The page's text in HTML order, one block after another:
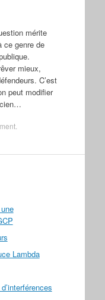
mérite
ce genre de
mieux,
C’est
peut modifier
.
Lambda